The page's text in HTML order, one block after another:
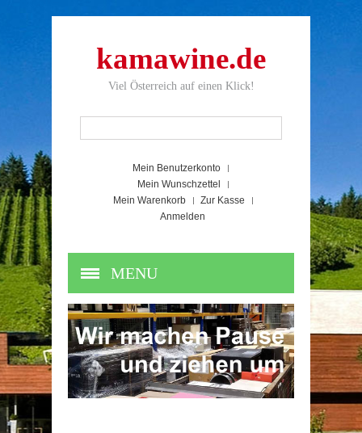
kamawine.de
Viel Österreich auf einen Klick!
Mein Benutzerkonto
Mein Wunschzettel
Mein Warenkorb
Zur Kasse
Anmelden
MENU